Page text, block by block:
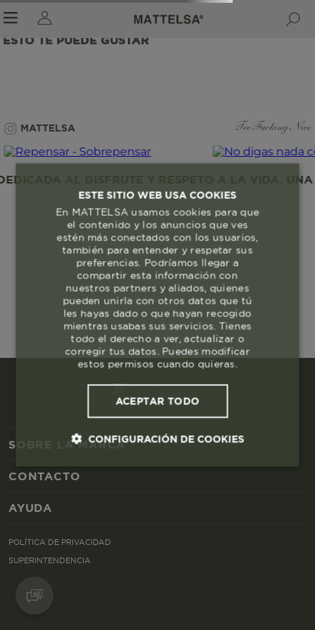
ESTO TE PUEDE GUSTAR
MATTELSA Too Fucking Nice
AL DISFRUTE Y RESPETO A LA VIDA.
SOBRE LA MARCA
CONTACTO
AYUDA
POLÍTICA DE PRIVACIDAD
SUPERINTENDENCIA
ESTE SITIO WEB USA COOKIES
En MATTELSA usamos cookies para que
el contenido y los anuncios que ves
estén más conectados con los usuarios,
también para entender y respetar sus
preferencias. Podríamos llegar a
compartir esta información con
nuestros partners y aliados, quienes
pueden unirla con otros datos que tú
les hayas dado o que hayan recogido
mientras usabas sus servicios. Tienes
todo el derecho a ver, actualizar o
corregir tus datos. Puedes modificar
estos permisos cuando quieras.
ACEPTAR TODO
CONFIGURACIÓN DE COOKIES